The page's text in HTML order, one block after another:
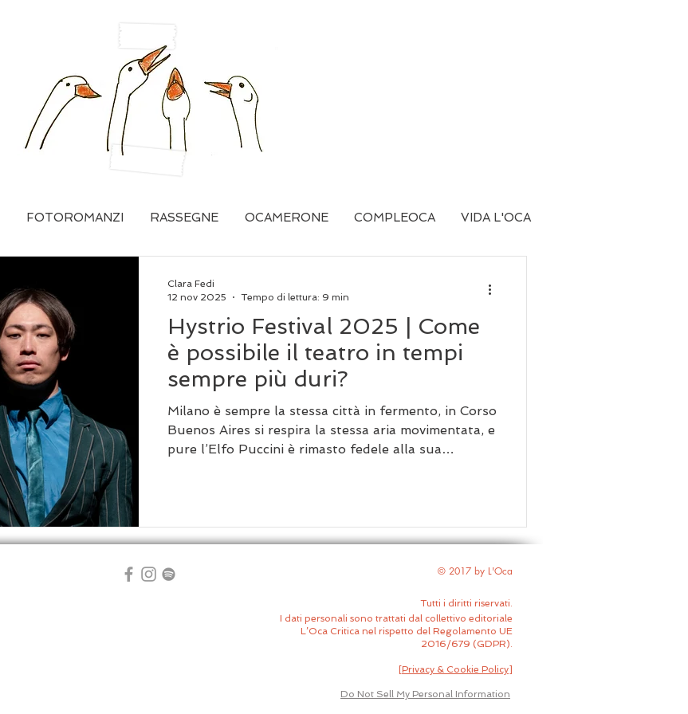
FOTOROMANZI RASSEGNE OCAMERONE COMPLEOCA VIDA L'OCA
Hystrio Festival 2025 | Come
è possibile il teatro in tempi
sempre più duri?
Milano è sempre la stessa città in fermento, in Corso
Buenos Aires si respira la stessa aria movimentata, e
pure l’Elfo Puccini è rimasto fedele alla sua
Clara Fedi
12 nov 2025
Tempo di lettura: 9 min
© 2017 by L'Oca
Tutti i diritti riservati.
I dati personali sono trattati dal collettivo editoriale
L’Oca Critica nel rispetto del Regolamento UE
2016/679 (GDPR).
[Privacy & Cookie Policy]
Do Not Sell My Personal Information